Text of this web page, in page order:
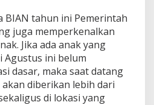
BIAN tahun ini Pemerintah
juga memperkenalkan
Jika ada anak yang
Agustus ini belum
dasar, maka saat datang
diberikan lebih dari
di lokasi yang